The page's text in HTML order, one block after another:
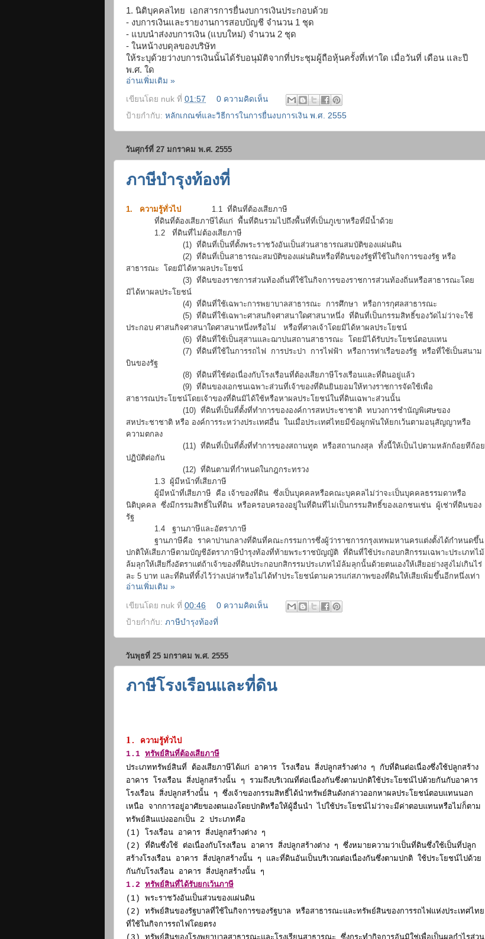
1. นิติบุคคลไทย เอกสารการยื่นงบการเงินประกอบด้วย
- งบการเงินและรายงานการสอบบัญชี จำนวน 1 ชุด
- แบบนำส่งงบการเงิน (แบบใหม่) จำนวน 2 ชุด
- ในหน้างบดุลของบริษัท
ให้ระบุด้วยว่างบการเงินนั้นได้รับอนุมัติจากที่ประชุมผู้ถือหุ้นครั้งที่เท่าใด เมื่อวันที่ เดือน และปี
พ.ศ. ใด
อ่านเพิ่มเติม »
เขียนโดย nuk ที่ 01:57
0 ความคิดเห็น
ป้ายกำกับ: หลักเกณฑ์และวิธีการในการยื่นงบการเงิน พ.ศ. 2555
วันศุกร์ที่ 27 มกราคม พ.ศ. 2555
ภาษีบำรุงท้องที่
1. ความรู้ทั่วไป
1.1 ที่ดินที่ต้องเสียภาษี
ที่ดินที่ต้องเสียภาษีได้แก่ พื้นที่ดินรวมไปถึงพื้นที่ที่เป็นภูเขาหรือที่มีน้ำด้วย
1.2 ที่ดินที่ไม่ต้องเสียภาษี
(1) ที่ดินที่เป็นที่ตั้งพระราชวังอันเป็นส่วนสาธารณสมบัติของแผ่นดิน
(2) ที่ดินที่เป็นสาธารณะสมบัติของแผ่นดินหรือที่ดินของรัฐที่ใช้ในกิจการของรัฐ หรือ
สาธารณะ โดยมิได้หาผลประโยชน์
(3) ที่ดินของราชการส่วนท้องถิ่นที่ใช้ในกิจการของราชการส่วนท้องถิ่นหรือสาธารณะโดย
มิได้หาผลประโยชน์
(4) ที่ดินที่ใช้เฉพาะการพยาบาลสาธารณะ การศึกษา หรือการกุศลสาธารณะ
(5) ที่ดินที่ใช้เฉพาะศาสนกิจศาสนาใดศาสนาหนึ่ง ที่ดินที่เป็นกรรมสิทธิ์ของวัดไม่ว่าจะใช้
ประกอบ ศาสนกิจศาสนาใดศาสนาหนึ่งหรือไม่ หรือที่ศาลเจ้าโดยมิได้หาผลประโยชน์
(6) ที่ดินที่ใช้เป็นสุสานและฌาปนสถานสาธารณะ โดยมิได้รับประโยชน์ตอบแทน
(7) ที่ดินที่ใช้ในการรถไฟ การประปา การไฟฟ้า หรือการท่าเรือของรัฐ หรือที่ใช้เป็นสนาม
บินของรัฐ
(8) ที่ดินที่ใช้ต่อเนื่องกับโรงเรือนที่ต้องเสียภาษีโรงเรือนและที่ดินอยู่แล้ว
(9) ที่ดินของเอกชนเฉพาะส่วนที่เจ้าของที่ดินยินยอมให้ทางราชการจัดใช้เพื่อ
สาธารณประโยชน์โดยเจ้าของที่ดินมิได้ใช้หรือหาผลประโยชน์ในที่ดินเฉพาะส่วนนั้น
(10) ที่ดินที่เป็นที่ตั้งที่ทำการขององค์การสหประชาชาติ ทบวงการชำนัญพิเศษของ
สหประชาชาติ หรือ องค์การระหว่างประเทศอื่น ในเมื่อประเทศไทยมีข้อผูกพันให้ยกเว้นตามอนุสัญญาหรือ
ความตกลง
(11) ที่ดินที่เป็นที่ตั้งที่ทำการของสถานทูต หรือสถานกงสุล ทั้งนี้ให้เป็นไปตามหลักถ้อยทีถ้อย
ปฏิบัติต่อกัน
(12) ที่ดินตามที่กำหนดในกฎกระทรวง
1.3 ผู้มีหน้าที่เสียภาษี
ผู้มีหน้าที่เสียภาษี คือ เจ้าของที่ดิน ซึ่งเป็นบุคคลหรือคณะบุคคลไม่ว่าจะเป็นบุคคลธรรมดาหรือ
นิติบุคคล ซึ่งมีกรรมสิทธิ์ในที่ดิน หรือครอบครองอยู่ในที่ดินที่ไม่เป็นกรรมสิทธิ์ของเอกชนเช่น ผู้เช่าที่ดินของ
รัฐ
1.4 ฐานภาษีและอัตราภาษี
ฐานภาษีคือ ราคาปานกลางที่ดินที่คณะกรรมการซึ่งผู้ว่าราชการกรุงเทพมหานครแต่งตั้งได้กำหนดขึ้น
ปกติให้เสียภาษีตามบัญชีอัตราภาษีบำรุงท้องที่ท้ายพระราชบัญญัติ ที่ดินที่ใช้ประกอบกสิกรรมเฉพาะประเภทไม้
ล้มลุกให้เสียกึ่งอัตราแต่ถ้าเจ้าของที่ดินประกอบกสิกรรมประเภทไม้ล้มลุกนั้นด้วยตนเองให้เสียอย่างสูงไม่เกินไร่
ละ 5 บาท และที่ดินที่ทิ้งไว้ว่างเปล่าหรือไม่ได้ทำประโยชน์ตามควรแก่สภาพของที่ดินให้เสียเพิ่มขึ้นอีกหนึ่งเท่า
อ่านเพิ่มเติม »
เขียนโดย nuk ที่ 00:46
0 ความคิดเห็น
ป้ายกำกับ: ภาษีบำรุงท้องที่
วันพุธที่ 25 มกราคม พ.ศ. 2555
ภาษีโรงเรือนและที่ดิน
1 . ความรู้ทั่วไป
1.1 ทรัพย์สินที่ต้องเสียภาษี
ประเภททรัพย์สินที่ ต้องเสียภาษีได้แก่ อาคาร โรงเรือน สิ่งปลูกสร้างต่าง ๆ กับที่ดินต่อเนื่องซึ่งใช้ปลูกสร้าง
อาคาร โรงเรือน สิ่งปลูกสร้างนั้น ๆ รวมถึงบริเวณที่ต่อเนื่องกันซึ่งตามปกติใช้ประโยชน์ไปด้วยกันกับอาคาร
โรงเรือน สิ่งปลูกสร้างนั้น ๆ ซึ่งเจ้าของกรรมสิทธิ์ได้นำทรัพย์สินดังกล่าวออกหาผลประโยชน์ตอบแทนนอก
เหนือ จากการอยู่อาศัยของตนเองโดยปกติหรือให้ผู้อื่นนำ ไปใช้ประโยชน์ไม่ว่าจะมีค่าตอบแทนหรือไม่ก็ตาม
ทรัพย์สินแบ่งออกเป็น 2 ประเภทคือ
(1) โรงเรือน อาคาร สิ่งปลูกสร้างต่าง ๆ
(2) ที่ดินซึ่งใช้ ต่อเนื่องกับโรงเรือน อาคาร สิ่งปลูกสร้างต่าง ๆ ซึ่งหมายความว่าเป็นที่ดินซึ่งใช้เป็นที่ปลูก
สร้างโรงเรือน อาคาร สิ่งปลูกสร้างนั้น ๆ และที่ดินอันเป็นบริเวณต่อเนื่องกันซึ่งตามปกติ ใช้ประโยชน์ไปด้วย
กันกับโรงเรือน อาคาร สิ่งปลูกสร้างนั้น ๆ
1.2 ทรัพย์สินที่ได้รับยกเว้นภาษี
(1) พระราชวังอันเป็นส่วนของแผ่นดิน
(2) ทรัพย์สินของรัฐบาลที่ใช้ในกิจการของรัฐบาล หรือสาธารณะและทรัพย์สินของการรถไฟแห่งประเทศไทย
ที่ใช้ในกิจการรถไฟโดยตรง